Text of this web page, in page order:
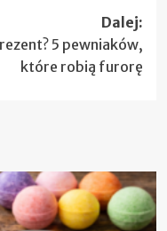
Dalej:
5 pewniaków,
które robią furorę